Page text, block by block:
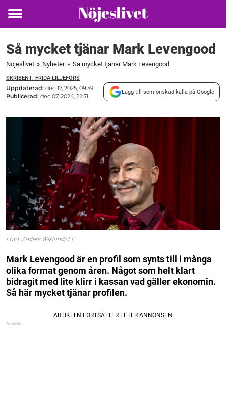
Toggle
Så mycket tjänar Mark Levengood
Nöjeslivet » Nyheter » Så mycket tjänar Mark Levengood
SKRIBENT: FRIDA LILJEFORS
Uppdaterad: dec 17, 2025, 09:59
Publicerad: dec 07, 2024, 22:51
Lägg till som önskad källa på Google
Foto: Anders Wiklund/TT
Mark Levengood är en profil som synts till i många
olika format genom åren. Något som helt klart
bidragit med lite klirr i kassan vad gäller ekonomin.
Så här mycket tjänar profilen.